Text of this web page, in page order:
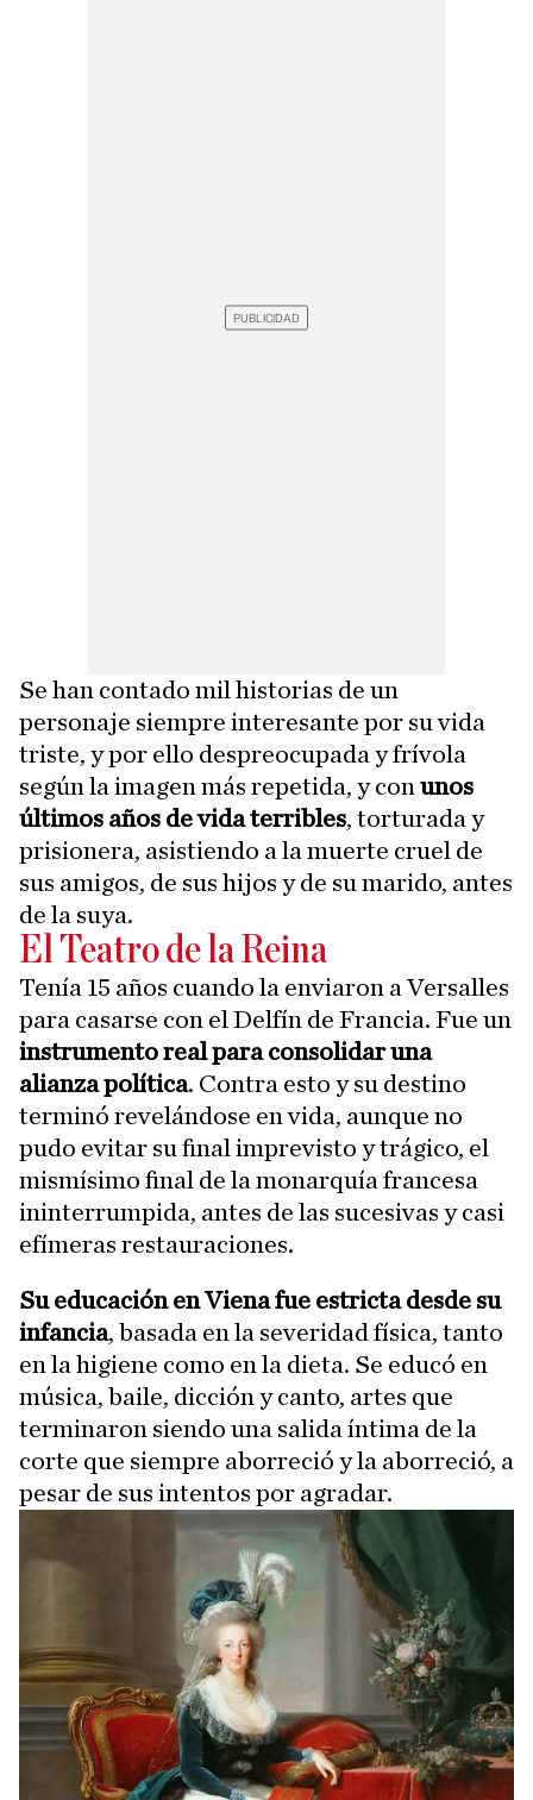
Se han contado mil historias de un
personaje siempre interesante por su vida
triste, y por ello despreocupada y frívola
según la imagen más repetida, y con unos
últimos años de vida terribles, torturada y
prisionera, asistiendo a la muerte cruel de
sus amigos, de sus hijos y de su marido, antes
de la suya.
El Teatro de la Reina
Tenía 15 años cuando la enviaron a Versalles
para casarse con el Delfín de Francia. Fue un
instrumento real para consolidar una
alianza política. Contra esto y su destino
terminó revelándose en vida, aunque no
pudo evitar su final imprevisto y trágico, el
mismísimo final de la monarquía francesa
ininterrumpida, antes de las sucesivas y casi
efímeras restauraciones.
Su educación en Viena fue estricta desde su
infancia, basada en la severidad física, tanto
en la higiene como en la dieta. Se educó en
música, baile, dicción y canto, artes que
terminaron siendo una salida íntima de la
corte que siempre aborreció y la aborreció, a
pesar de sus intentos por agradar.